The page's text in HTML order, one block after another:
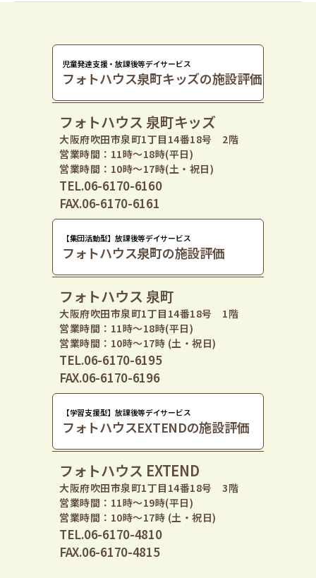
児童発達支援・放課後等デイサービス
フォトハウス泉町キッズの施設評価
フォトハウス 泉町キッズ
大阪府吹田市泉町1丁目14番18号 2階
営業時間：11時〜18時(平日)
営業時間：10時〜17時(土・祝日)
TEL.06-6170-6160
FAX.06-6170-6161
【集団活動型】放課後等デイサービス
フォトハウス泉町の施設評価
フォトハウス 泉町
大阪府吹田市泉町1丁目14番18号 1階
営業時間：11時〜18時(平日)
営業時間：10時〜17時 (土・祝日)
TEL.06-6170-6195
FAX.06-6170-6196
【学習支援型】放課後等デイサービス
フォトハウスEXTENDの施設評価
フォトハウス EXTEND
大阪府吹田市泉町1丁目14番18号 3階
営業時間：11時〜19時(平日)
営業時間：10時〜17時 (土・祝日)
TEL.06-6170-4810
FAX.06-6170-4815